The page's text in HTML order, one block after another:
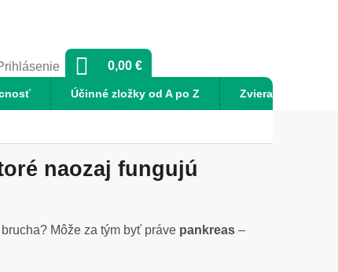
NÁKUPNÝ
0,00 €
Účinné zložky od A po Z Zvieratá
naozaj fungujú
Môže za tým byť práve pankreas –